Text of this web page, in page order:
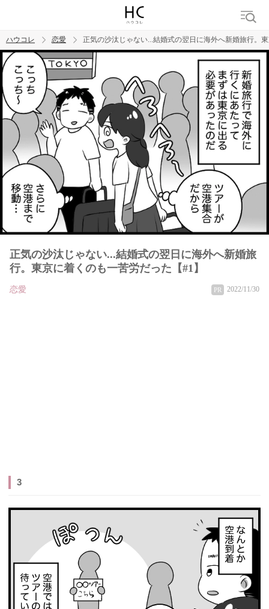
トレンド ワード
ハウコレ 恋愛 正気の沙汰じゃない...結婚式の翌日に海外へ新婚旅行。
正気の沙汰じゃない...結婚式の翌日に海外へ新婚旅
行。東京に着くのも一苦労だった【#1】
恋愛 PR 2022/11/30
3